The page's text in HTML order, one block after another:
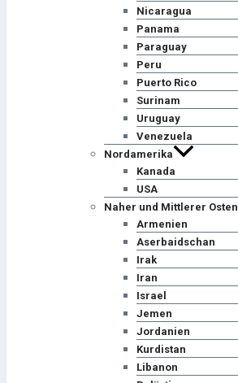
Nicaragua
Panama
Paraguay
Peru
Puerto Rico
Surinam
Uruguay
Venezuela
Nordamerika
Kanada
USA
Naher und Mittlerer Osten
Armenien
Aserbaidschan
Irak
Iran
Israel
Jemen
Jordanien
Kurdistan
Libanon